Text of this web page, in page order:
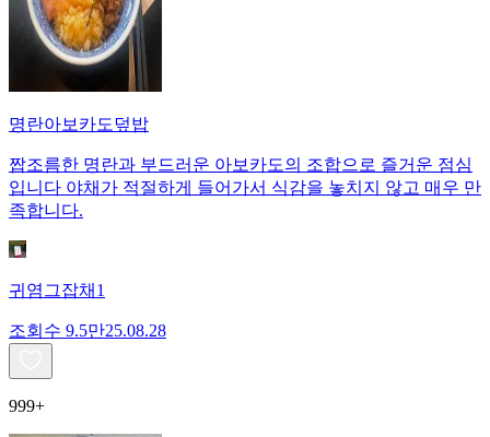
명란아보카도덮밥
짭조름한 명란과 부드러운 아보카도의 조합으로 즐거운 점심
입니다 야채가 적절하게 들어가서 식감을 놓치지 않고 매우 만
족합니다.
귀염그잡채1
조회수 9.5만25.08.28
999+